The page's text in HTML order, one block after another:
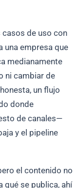
casos de uso con
una empresa que
medianamente
ni cambiar de
un flujo
donde
de canales—
y el pipeline
el contenido no
qué se publica, ahí